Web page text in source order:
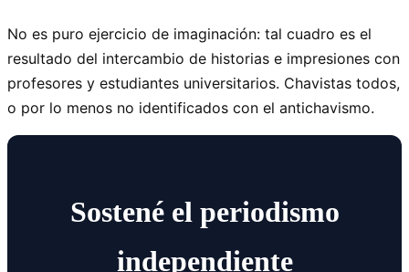
No es puro ejercicio de imaginación: tal cuadro es el
resultado del intercambio de historias e impresiones con
profesores y estudiantes universitarios. Chavistas todos,
o por lo menos no identificados con el antichavismo.
Sostené el periodismo
independiente